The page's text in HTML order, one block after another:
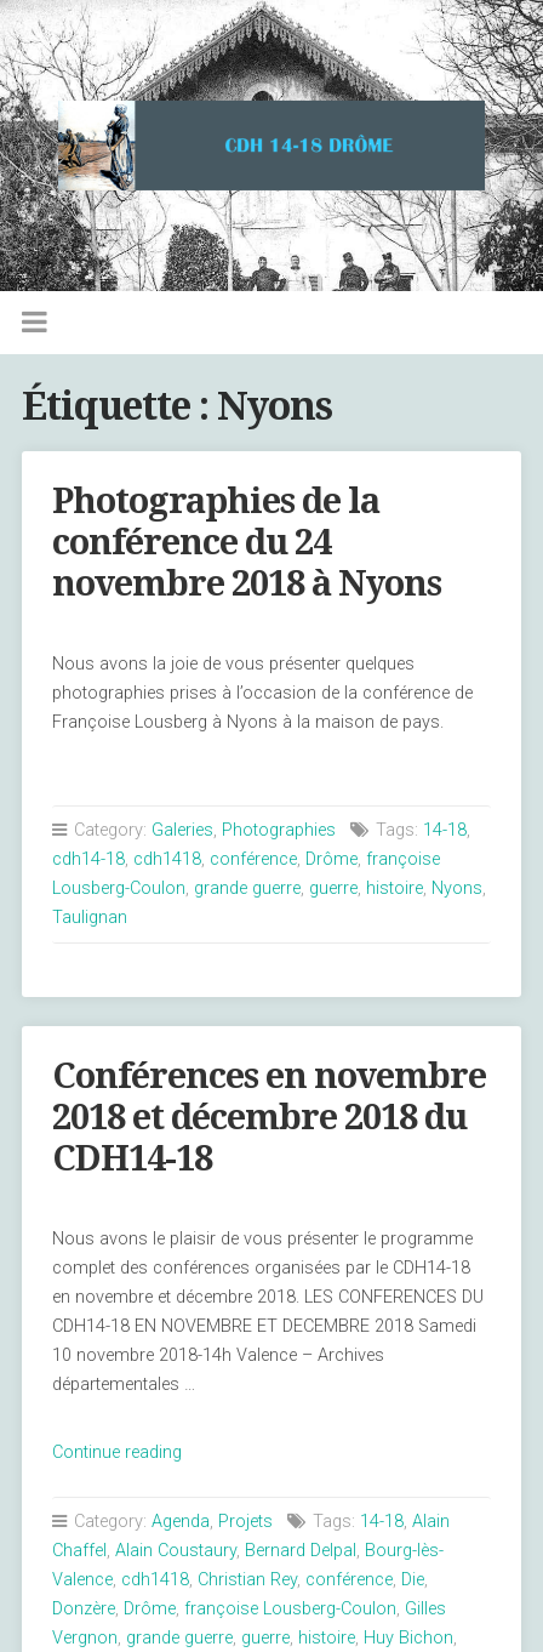
Étiquette : Nyons
Photographies de la
conférence du 24
novembre 2018 à Nyons
Nous avons la joie de vous présenter quelques
photographies prises à l’occasion de la conférence de
Françoise Lousberg à Nyons à la maison de pays.
Category: Galeries, Photographies Tags: 14-18,
cdh14-18, cdh1418, conférence, Drôme, françoise
Lousberg-Coulon, grande guerre, guerre, histoire, Nyons,
Taulignan
Conférences en novembre
2018 et décembre 2018 du
CDH14-18
Nous avons le plaisir de vous présenter le programme
complet des conférences organisées par le CDH14-18
en novembre et décembre 2018. LES CONFERENCES DU
CDH14-18 EN NOVEMBRE ET DECEMBRE 2018 Samedi
10 novembre 2018-14h Valence – Archives
départementales …
Continue reading« Conférences
novembre
et
décembre
Category: Agenda, Projets Tags: 14-18, Alain
Chaffel , Alain Coustaury, Bernard Delpal , Bourg-lès-
Valence, cdh1418, Christian Rey, conférence, Die,
Donzère, Drôme, françoise Lousberg-Coulon, Gilles
Vergnon, grande guerre, guerre, histoire, Huy Bichon,